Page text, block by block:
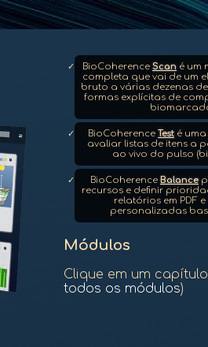
BioCoherence Scan é um
completa que vai de um
bruto a várias dezenas
formas explícitas de
BioCoherence Test é
avaliar listas de itens a
ao vivo do pulso
BioCoherence Balance
recursos e definir
relatórios em PDF
personalizadas
Módulos
Clique em um
todos os módulos)